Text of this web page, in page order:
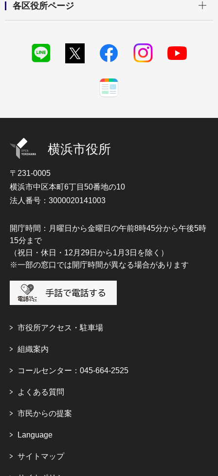
各区役所ページ
横浜市役所
〒231-0005
横浜市中区本町6丁目50番地の10
法人番号：3000020141003
開庁時間：月曜日から金曜日の午前8時45分から午後5時
15分まで
（祝日・休日・12月29日から1月3日を除く）
※一部の窓口では開庁時間が異なる場合があります
市役所アクセス・駐車場
組織案内
コールセンター：045-664-2525
よくある質問
市民からの提案
Language
サイトマップ